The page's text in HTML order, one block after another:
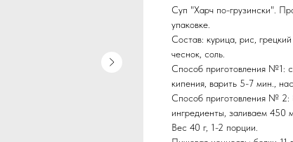
Суп "Харч по-грузински".
упаковке.
Состав: курица, рис,
чеснок, соль.
Способ приготовления №1:
кипения, варить 5-7 мин.,
Способ приготовления № 2:
ингредиенты, заливаем 450
Вес 40 г, 1-2 порции.